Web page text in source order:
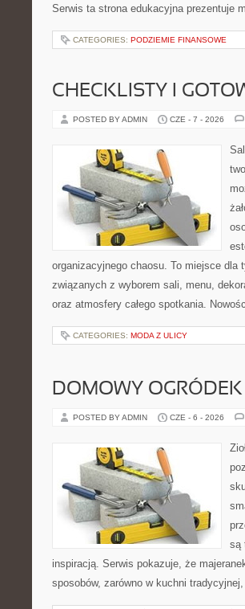
Serwis ta strona edukacyjna prezentuje
CATEGORIES: PODZIEMIE FINANSOWE
CHECKLISTY I
POSTED BY ADMIN CZE - 7 - 2026
organizacyjnego chaosu. To miejsce
związanych z wyborem sali, menu,
oraz atmosfery całego spotkania.
CATEGORIES: MODA Z ULICY
DOMOWY OGRÓDEK
POSTED BY ADMIN CZE - 6 - 2026
są
inspiracją. Serwis pokazuje, że
sposobów, zarówno w kuchni